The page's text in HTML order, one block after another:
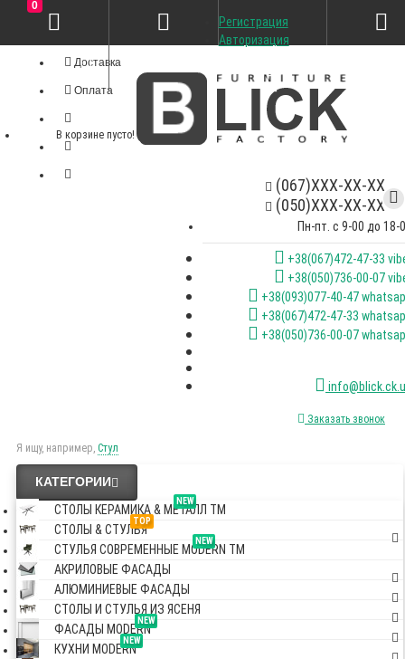
Доставка
Оплата
(067)XXX-XX-XX
(050)XXX-XX-XX
Пн-пт. с 9-00 до 18-
+38(067)472-47-33
+38(050)736-00-07
+38(093)077-40-47
+38(067)472-47-33
+38(050)736-00-07
Заказать звонок
Я ищу, например, Стул
Регистрация
Авторизация
0
В корзине пусто!
КАТЕГОРИИ
NEW
СТОЛЫ КЕРАМИКА & МЕТАЛЛ TM
TOP
СТОЛЫ & СТУЛЬЯ
NEW
СТУЛЬЯ СОВРЕМЕННЫЕ MODERN TM
АКРИЛОВЫЕ ФАСАДЫ
АЛЮМИНИЕВЫЕ ФАСАДЫ
СТОЛЫ И СТУЛЬЯ ИЗ ЯСЕНЯ
NEW
ФАСАДЫ MODERN
NEW
КУХНИ MODERN